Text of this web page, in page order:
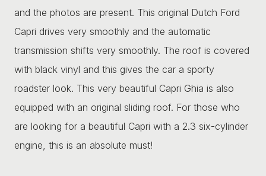
and the photos are present. This original Dutch Ford
Capri drives very smoothly and the automatic
transmission shifts very smoothly. The roof is covered
with black vinyl and this gives the car a sporty
roadster look. This very beautiful Capri Ghia is also
equipped with an original sliding roof. For those who
are looking for a beautiful Capri with a 2.3 six-cylinder
engine, this is an absolute must!